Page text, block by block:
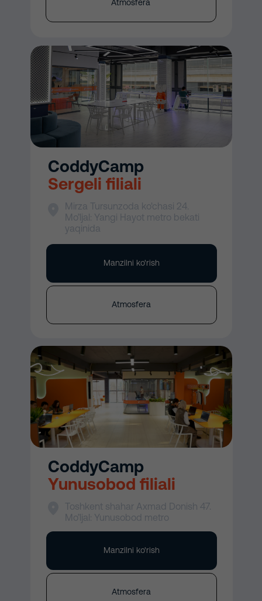
Toshkent shahar Axmad Donish 47.
Mo’ljal: Yunusobod metro
CoddyCamp
Yunusobod filiali
Atmosfera
Manzilni ko'rish
Mirza Tursunzoda ko'chasi 24.
Mo’ljal: Yangi Hayot metro bekati
yaqinida
CoddyCamp
Sergeli filiali
Atmosfera
Atmosfera
Manzilni ko'rish